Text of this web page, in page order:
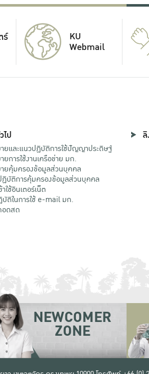
ร์ KU
Webmail
ไป
ยและแนวปฏิบัติการใช้ปัญญาประดิษฐ์
ยการใช้งานเครือข่าย มก.
ยคุ้มครองข้อมูลส่วนบุคคล
ฏิบัติการคุ้มครองข้อมูลส่วนบุคคล
าใช้อินเตอร์เน็ต
ติในการใช้ e-mail มก.
ดสด
NEWCOMER
ZONE